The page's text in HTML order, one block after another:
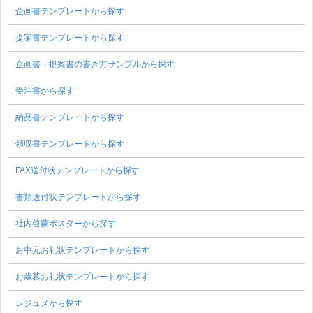
企画書テンプレートから探す
提案書テンプレートから探す
企画書・提案書の書き方サンプルから探す
受注書から探す
納品書テンプレートから探す
領収書テンプレートから探す
FAX送付状テンプレートから探す
書類送付状テンプレートから探す
社内啓蒙ポスターから探す
お中元お礼状テンプレートから探す
お歳暮お礼状テンプレートから探す
レジュメから探す